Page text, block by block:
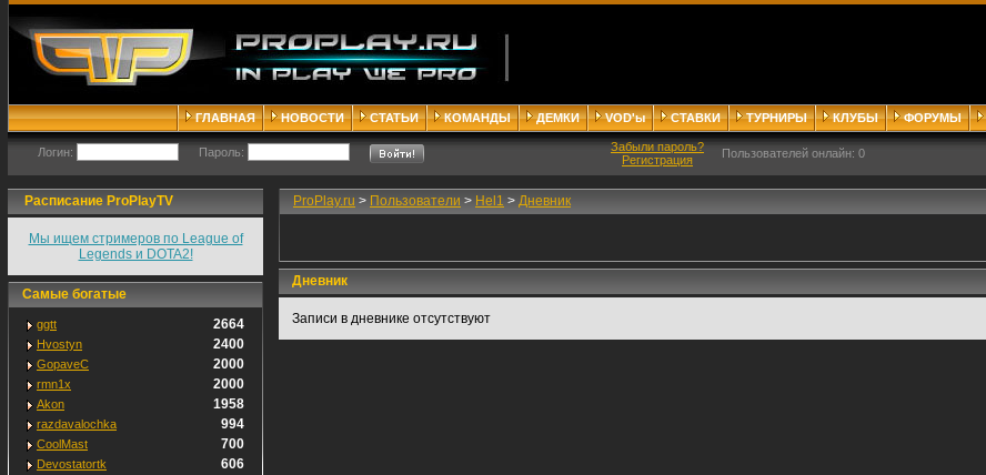
ГЛАВНАЯ НОВОСТИ СТАТЬИ КОМАНДЫ ДЕМКИ VOD'ы СТАВКИ ТУРНИРЫ КЛУБЫ ФОРУМЫ
Логин: Пароль:
Забыли пароль?
Регистрация
Пользователей онлайн: 0
Расписание ProPlayTV
Мы ищем стримеров по League of
Legends и DOTA2!
Самые богатые
ggtt 2664
Hvostyn 2400
GopaveC 2000
rmn1x 2000
Akon 1958
razdavalochka 994
CoolMast 700
Devostatortk 606
ProPlay.ru > Пользователи > Hel1 > Дневник
Дневник
Записи в дневнике отсутствуют